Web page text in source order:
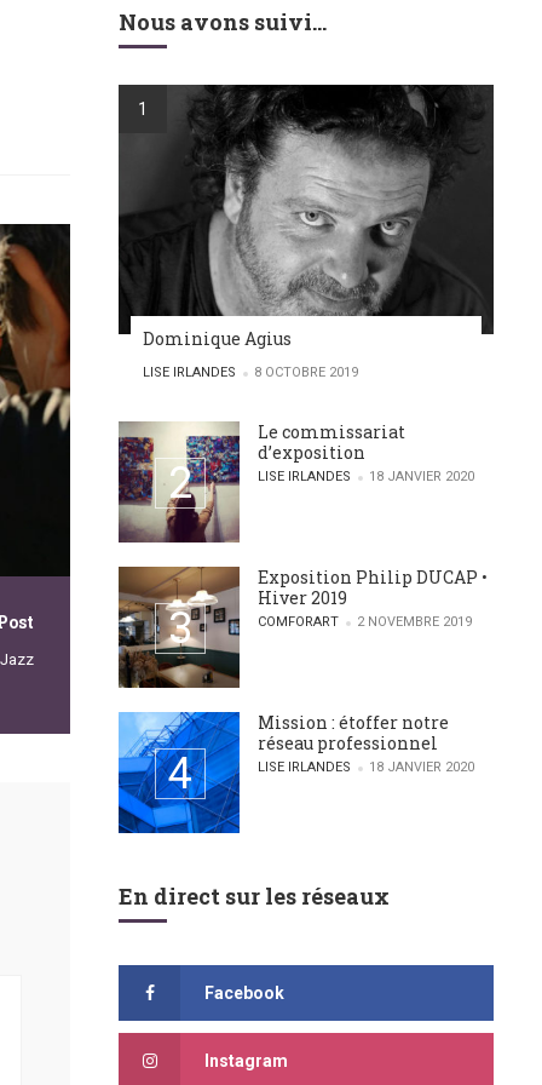
Nous avons suivi…
Dominique Agius
POSTED BY
LISE IRLANDES 8 OCTOBRE 2019
Le commissariat
d’exposition
POSTED BY
LISE IRLANDES 18 JANVIER 2020
Exposition Philip DUCAP •
Hiver 2019
POSTED BY
COMFORART 2 NOVEMBRE 2019
Mission : étoffer notre
réseau professionnel
POSTED BY
LISE IRLANDES 18 JANVIER 2020
En direct sur les réseaux
Facebook
Instagram